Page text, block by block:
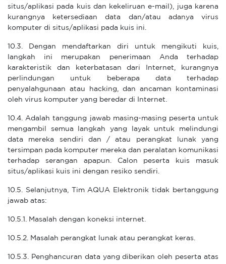
situs/aplikasi pada kuis dan kekeliruan e-mail), juga karena
kurangnya ketersediaan data dan/atau adanya virus
komputer di situs/aplikasi pada kuis ini.
10.3. Dengan mendaftarkan diri untuk mengikuti kuis,
langkah ini merupakan penerimaan Anda terhadap
karakteristik dan keterbatasan dari Internet, kurangnya
perlindungan untuk beberapa data terhadap
penyalahgunaan atau hacking, dan ancaman kontaminasi
oleh virus komputer yang beredar di Internet.
10.4. Adalah tanggung jawab masing-masing peserta untuk
mengambil semua langkah yang layak untuk melindungi
data mereka sendiri dan / atau perangkat lunak yang
tersimpan pada komputer mereka dan peralatan komunikasi
terhadap serangan apapun. Calon peserta kuis masuk
situs/aplikasi kuis ini dengan resiko sendiri.
10.5. Selanjutnya, Tim AQUA Elektronik tidak bertanggung
jawab atas:
10.5.1. Masalah dengan koneksi internet.
10.5.2. Masalah perangkat lunak atau perangkat keras.
10.5.3. Penghancuran data yang diberikan oleh peserta atas